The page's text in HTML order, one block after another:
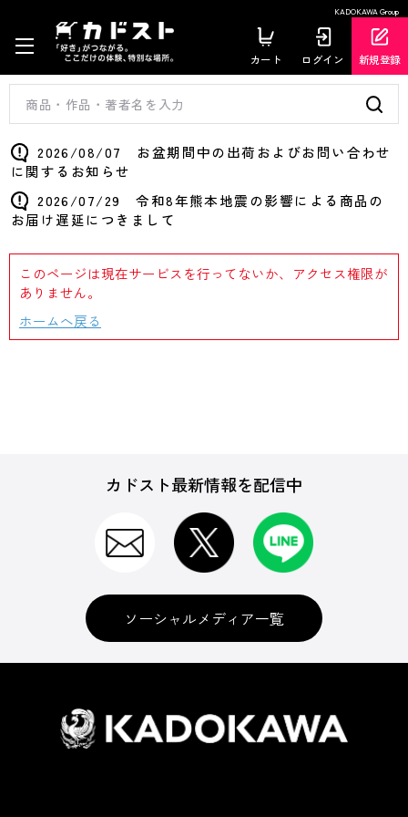
KADOKAWA Group
カート ログイン 新規登録
2026/08/07 お盆期間中の出荷およびお問い合わせ
に関するお知らせ
2026/07/29 令和8年熊本地震の影響による商品の
お届け遅延につきまして
このページは現在サービスを行ってないか、アクセス権限が
ありません。
ホームへ戻る
カドスト最新情報を配信中
ソーシャルメディア一覧